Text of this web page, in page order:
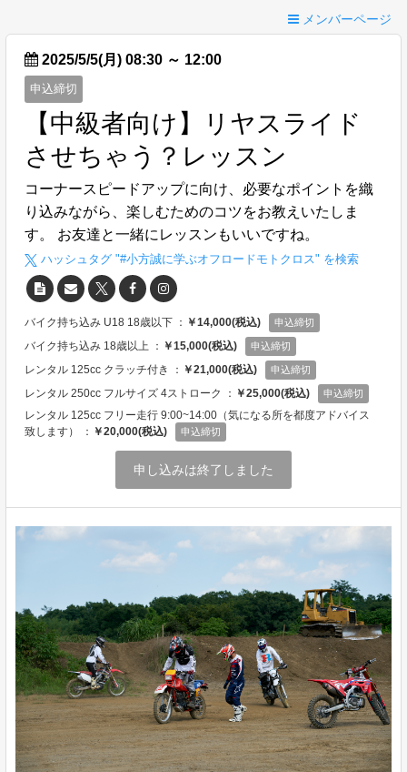
メンバーページ
2025/5/5(月) 08:30 ～ 12:00
申込締切
【中級者向け】リヤスライド
させちゃう？レッスン
コーナースピードアップに向け、必要なポイントを織
り込みながら、楽しむためのコツをお教えいたしま
す。 お友達と一緒にレッスンもいいですね。
ハッシュタグ "#小方誠に学ぶオフロードモトクロス" を検索
バイク持ち込み U18 18歳以下 ： ￥14,000(税込) 申込締切
バイク持ち込み 18歳以上 ： ￥15,000(税込) 申込締切
レンタル 125cc クラッチ付き ： ￥21,000(税込) 申込締切
レンタル 250cc フルサイズ 4ストローク ： ￥25,000(税込) 申込締切
レンタル 125cc フリー走行 9:00~14:00（気になる所を都度アドバイス
致します） ： ￥20,000(税込) 申込締切
申し込みは終了しました